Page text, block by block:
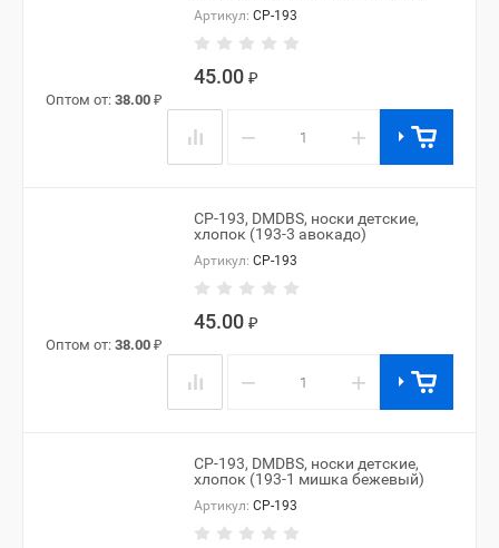
Артикул: CP-193
45.00 ₽
Оптом от: 38.00 ₽
− +
CP-193, DMDBS, носки детские,
хлопок (193-3 авокадо)
Артикул: CP-193
45.00 ₽
Оптом от: 38.00 ₽
− +
CP-193, DMDBS, носки детские,
хлопок (193-1 мишка бежевый)
Артикул: CP-193